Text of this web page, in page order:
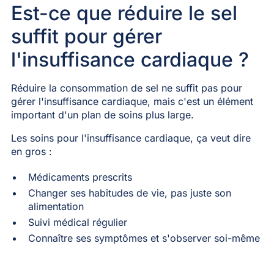
Est-ce que réduire le sel
suffit pour gérer
l'insuffisance cardiaque ?
Réduire la consommation de sel ne suffit pas pour
gérer l'insuffisance cardiaque, mais c'est un élément
important d'un plan de soins plus large.
Les soins pour l'insuffisance cardiaque, ça veut dire
en gros :
Médicaments prescrits
Changer ses habitudes de vie, pas juste son
alimentation
Suivi médical régulier
Connaître ses symptômes et s'observer soi-même